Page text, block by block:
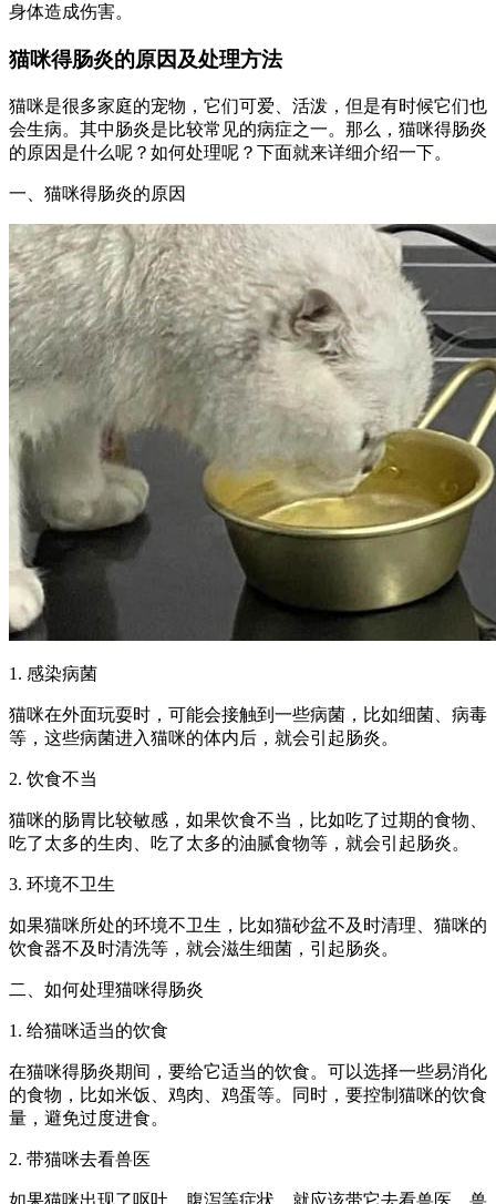
身体造成伤害。
猫咪得肠炎的原因及处理方法
猫咪是很多家庭的宠物，它们可爱、活泼，但是有时候它们也
会生病。其中肠炎是比较常见的病症之一。那么，猫咪得肠炎
的原因是什么呢？如何处理呢？下面就来详细介绍一下。
一、猫咪得肠炎的原因
1. 感染病菌
猫咪在外面玩耍时，可能会接触到一些病菌，比如细菌、病毒
等，这些病菌进入猫咪的体内后，就会引起肠炎。
2. 饮食不当
猫咪的肠胃比较敏感，如果饮食不当，比如吃了过期的食物、
吃了太多的生肉、吃了太多的油腻食物等，就会引起肠炎。
3. 环境不卫生
如果猫咪所处的环境不卫生，比如猫砂盆不及时清理、猫咪的
饮食器不及时清洗等，就会滋生细菌，引起肠炎。
二、如何处理猫咪得肠炎
1. 给猫咪适当的饮食
在猫咪得肠炎期间，要给它适当的饮食。可以选择一些易消化
的食物，比如米饭、鸡肉、鸡蛋等。同时，要控制猫咪的饮食
量，避免过度进食。
2. 带猫咪去看兽医
如果猫咪出现了呕吐、腹泻等症状，就应该带它去看兽医。兽